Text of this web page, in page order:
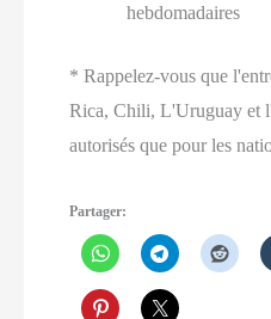
hebdomadaires
* Rappelez-vous que
Rica, Chili, L'Uruguay et
autorisés que pour les
Partager: